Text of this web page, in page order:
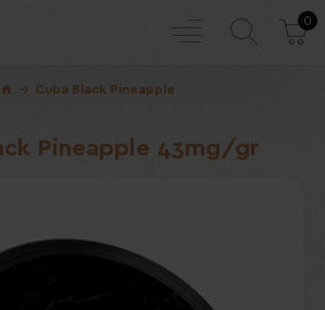
0
Cuba Black Pineapple
Pineapple 43mg/gr